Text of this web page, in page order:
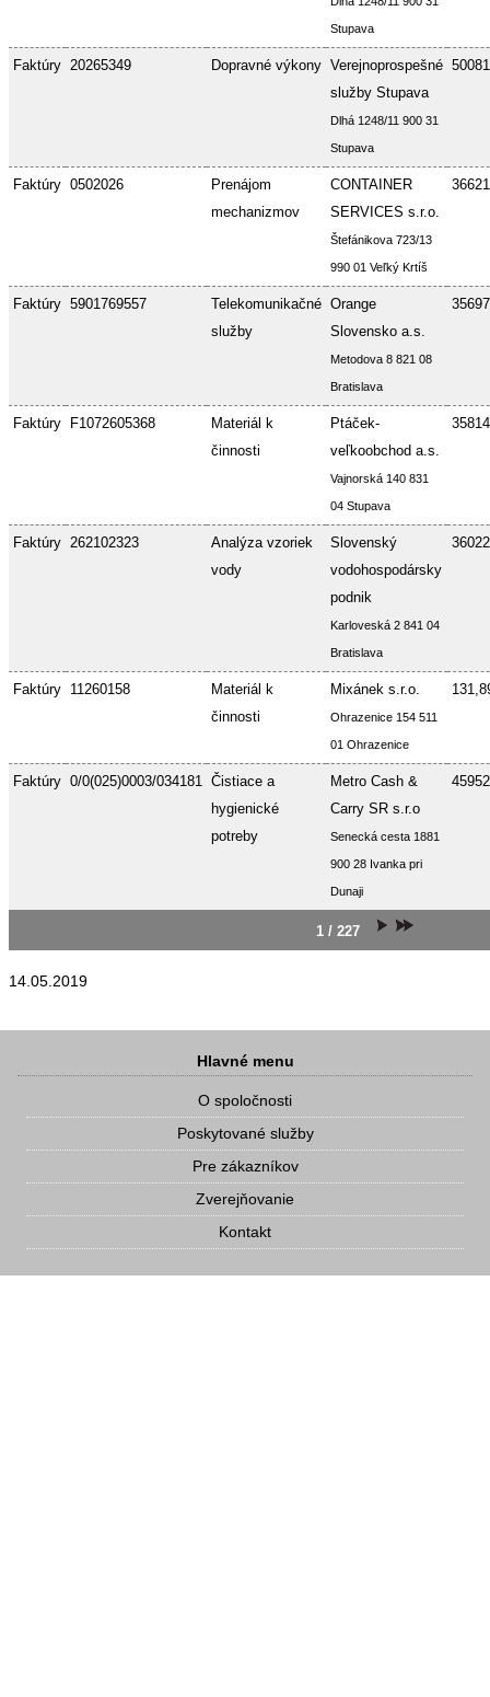
Stupava
Faktúry 20265349 Dopravné výkony Verejnoprospešné
služby Stupava
Dlhá 1248/11 900 31
Stupava
Faktúry 0502026
Prenájom
mechanizmov
CONTAINER
SERVICES s.r.o.
Štefánikova 723/13
990 01 Veľký Krtíš
Faktúry 5901769557
Telekomunikačné
služby
Orange
Slovensko a.s.
Metodova 8 821 08
Bratislava
Faktúry F1072605368
Materiál k
činnosti
Ptáček-
veľkoobchod a.s.
Vajnorská 140 831
04 Stupava
Faktúry 262102323
Analýza vzoriek
vody
Slovenský
vodohospodársky
podnik
Karloveská 2 841 04
Bratislava
Faktúry 11260158
Materiál k
činnosti
Mixánek s.r.o.
Ohrazenice 154 511
01 Ohrazenice
Faktúry 0/0(025)0003/034181 Čistiace a
hygienické
potreby
Metro Cash &
Carry SR s.r.o
Senecká cesta 1881
900 28 Ivanka pri
Dunaji
1 / 227
14.05.2019
Hlavné menu
O spoločnosti
Poskytované služby
Pre zákazníkov
Zverejňovanie
Kontakt